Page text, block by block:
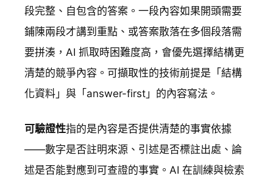
段完整、自包含的答案。一段內容如果開頭需要
鋪陳兩段才講到重點、或答案散落在多個段落需
要拼湊，AI 抓取時困難度高，會優先選擇結構更
清楚的競爭內容。可擷取性的技術前提是「結構
化資料」與「answer-first」的內容寫法。
可驗證性指的是內容是否提供清楚的事實依據
——數字是否註明來源、引述是否標註出處、論
述是否能對應到可查證的事實。AI 在訓練與檢索